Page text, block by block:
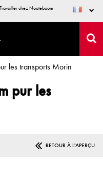
Travailler chez Nooteboom
les transports Morin
pur les
RETOUR À L'APERÇU